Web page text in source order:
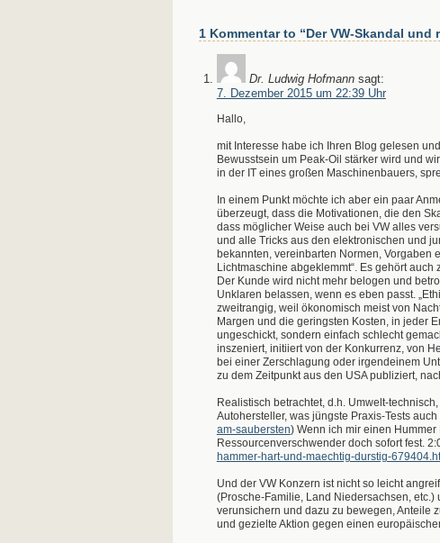
1 Kommentar to “Der VW-Skandal und
Dr. Ludwig Hofmann sagt:
7. Dezember 2015 um 22:39 Uhr
Hallo,
mit Interesse habe ich Ihren Blog gelesen
Bewusstsein um Peak-Oil stärker wird und
in der IT eines großen Maschinenbauers,
In einem Punkt möchte ich aber ein paar
überzeugt, dass die Motivationen, die den
dass möglicher Weise auch bei VW alles
und alle Tricks aus den elektronischen und
bekannten, vereinbarten Normen, Vorgaben
Lichtmaschine abgeklemmt“. Es gehört auch
Der Kunde wird nicht mehr belogen und
Unklaren belassen, wenn es eben passt.
zweitrangig, weil ökonomisch meist von
Margen und die geringsten Kosten, in jeder
ungeschickt, sondern einfach schlecht
inszeniert, initiiert von der Konkurrenz, von
bei einer Zerschlagung oder irgendeinem
zu dem Zeitpunkt aus den USA publiziert,
Realistisch betrachtet, d.h. Umwelt-
Autohersteller, was jüngste Praxis-Tests
am-saubersten) Wenn ich mir einen
Ressourcenverschwender doch sofort fest.
hammer-hart-und-maechtig-durstig-
Und der VW Konzern ist nicht so leicht
(Prosche-Familie, Land Niedersachsen,
verunsichern und dazu zu bewegen, Anteile
und gezielte Aktion gegen einen